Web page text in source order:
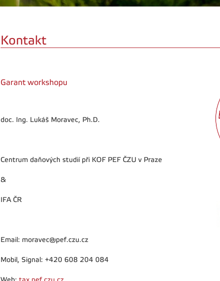
Kontakt
Garant workshopu
doc. Ing. Lukáš Moravec, Ph.D.
Centrum daňových studií při KOF PEF ČZU v Praze
&
IFA ČR
Email: moravec@pef.czu.cz
Mobil, Signal: +420 608 204 084